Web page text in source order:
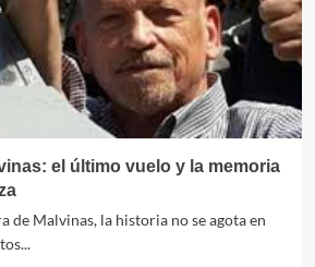
el último vuelo y la memoria
de Malvinas, la historia no se agota en